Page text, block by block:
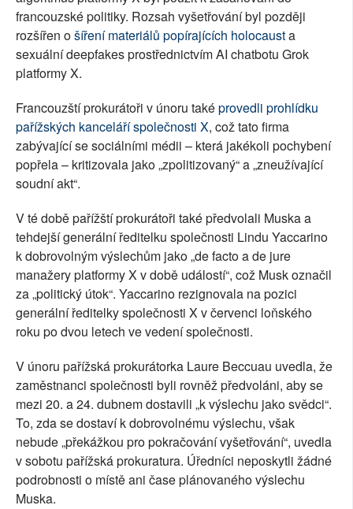
francouzské politiky. Rozsah vyšetřování byl později
rozšířen ošíření materiálů popírajících holocausta
sexuální deepfakes prostřednictvím AI chatbotu Grok
platformy X.
Francouzští prokurátoři v únoru taképrovedli prohlídku
pařížských kanceláří společnosti X, což tato firma
zabývající se sociálními médii – která jakékoli pochybení
popřela – kritizovala jako „zpolitizovaný“ a „zneužívající
soudní akt“.
V té době pařížští prokurátoři také předvolali Muska a
tehdejší generální ředitelku společnosti Lindu Yaccarino
k dobrovolným výslechům jako „de facto a de jure
manažery platformy X v době událostí“, což Musk označil
za „politický útok“. Yaccarino rezignovala na pozici
generální ředitelky společnosti X v červenci loňského
roku po dvou letech ve vedení společnosti.
V únoru pařížská prokurátorka Laure Beccuau uvedla, že
zaměstnanci společnosti byli rovněž předvoláni, aby se
mezi 20. a 24. dubnem dostavili „k výslechu jako svědci“.
To, zda se dostaví k dobrovolnému výslechu, však
nebude „překážkou pro pokračování vyšetřování“, uvedla
v sobotu pařížská prokuratura. Úředníci neposkytli žádné
podrobnosti o místě ani čase plánovaného výslechu
Muska.